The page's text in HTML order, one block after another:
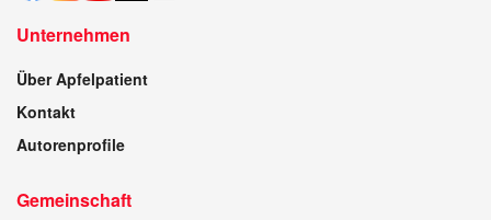
Unternehmen
Über Apfelpatient
Kontakt
Autorenprofile
Gemeinschaft